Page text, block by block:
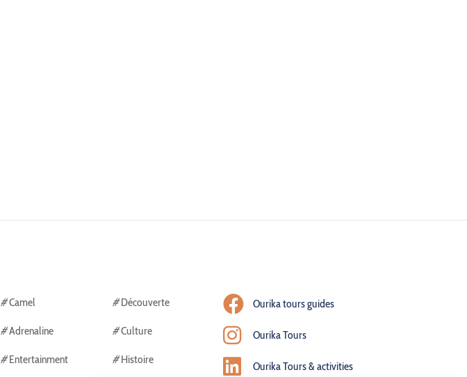
#Camel
#Adrenaline
#Entertainment
#Découverte
#Culture
#Histoire
Ourika tours guides
Ourika Tours
Ourika Tours & activities